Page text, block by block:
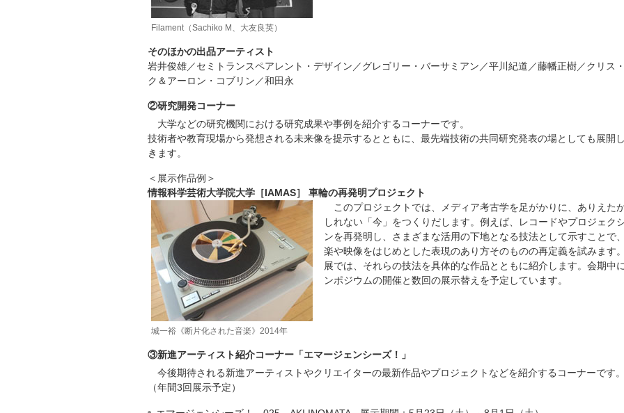
Filament（Sachiko M、大友良英）
そのほかの出品アーティスト
岩井俊雄／セミトランスペアレント・デザイン／グレゴリー・バーサミアン／平川紀道／藤幡正樹／クリス
ク＆アーロン・コブリン／和田永
②研究開発コーナー
大学などの研究機関における研究成果や事例を紹介するコーナーです。
技術者や教育現場から発想される未来像を提示するとともに、最先端技術の共同研究発表の場としても展開
きます。
＜展示作品例＞
情報科学芸術大学院大学［IAMAS］ 車輪の再発明プロジェクト
城一裕《断片化された音楽》2014年
このプロジェクトでは、メディア考古学を足がかりに、ありえた
しれない「今」をつくりだします。例えば、レコードやプロジェク
ンを再発明し、さまざまな活用の下地となる技法として示すことで
楽や映像をはじめとした表現のあり方そのものの再定義を試みます
展では、それらの技法を具体的な作品とともに紹介します。会期中
ンポジウムの開催と数回の展示替えを予定しています。
③新進アーティスト紹介コーナー「エマージェンシーズ！」
今後期待される新進アーティストやクリエイターの最新作品やプロジェクトなどを紹介するコーナーです。
（年間3回展示予定）